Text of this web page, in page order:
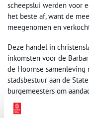
scheepslui werden voor
het beste af, want de
meegenomen en
Deze handel in
inkomsten voor de
de Hoornse
stadsbestuur aan de
burgemeesters om
vrouwen uit het
maken van de vrijlating